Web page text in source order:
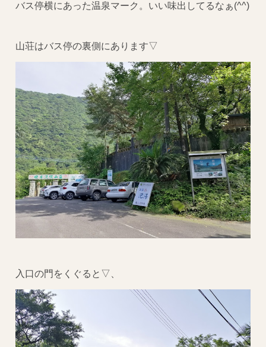
バス停横にあった温泉マーク。いい味出してるなぁ(^^)
山荘はバス停の裏側にあります▽
入口の門をくぐると▽、